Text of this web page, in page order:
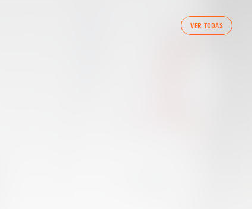
VER TODAS
ENTRENAMENT DEL VALENCIA CF 7/8/2026